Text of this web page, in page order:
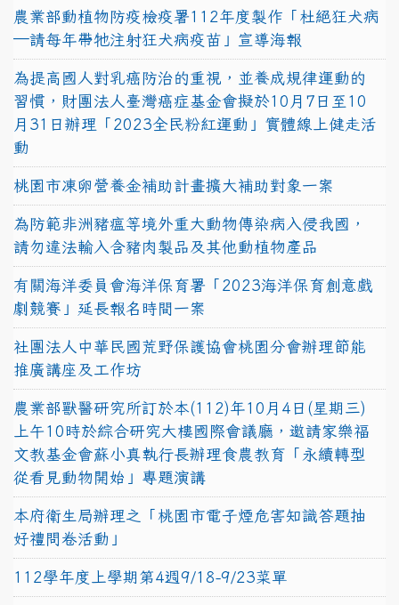
農業部動植物防疫檢疫署112年度製作「杜絕狂犬病
—請每年帶牠注射狂犬病疫苗」宣導海報
為提高國人對乳癌防治的重視，並養成規律運動的
習慣，財團法人臺灣癌症基金會擬於10月7日至10
月31日辦理「2023全民粉紅運動」實體線上健走活
動
桃園市凍卵營養金補助計畫擴大補助對象一案
為防範非洲豬瘟等境外重大動物傳染病入侵我國，
請勿違法輸入含豬肉製品及其他動植物產品
有關海洋委員會海洋保育署「2023海洋保育創意戲
劇競賽」延長報名時間一案
社團法人中華民國荒野保護協會桃園分會辦理節能
推廣講座及工作坊
農業部獸醫研究所訂於本(112)年10月4日(星期三)
上午10時於綜合研究大樓國際會議廳，邀請家樂福
文教基金會蘇小真執行長辦理食農教育「永續轉型
從看見動物開始」專題演講
本府衛生局辦理之「桃園市電子煙危害知識答題抽
好禮問卷活動」
112學年度上學期第4週9/18-9/23菜單